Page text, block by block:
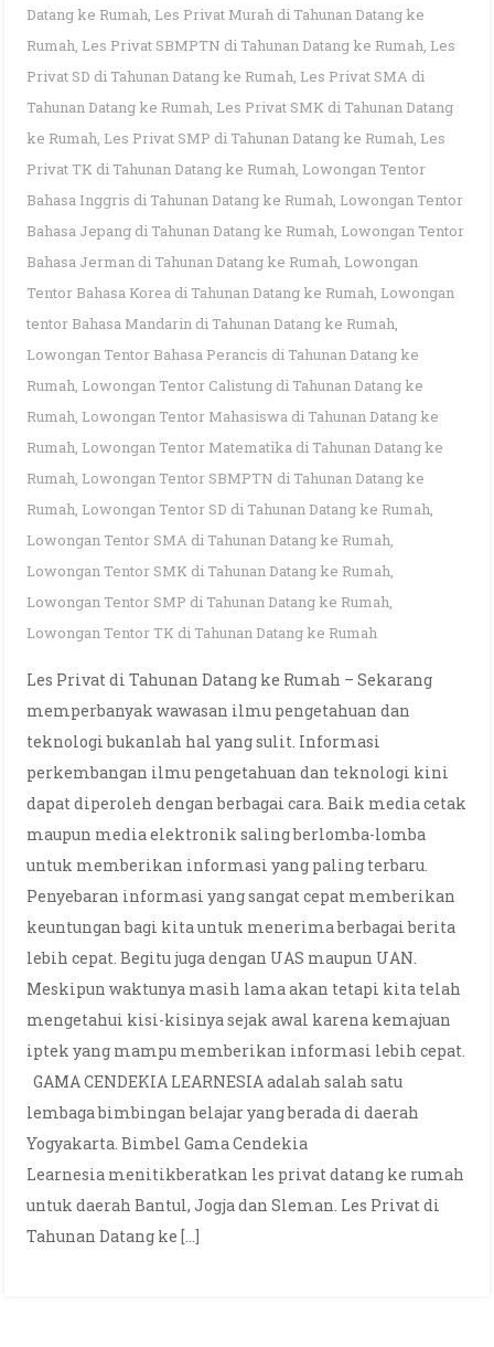
Datang ke Rumah, Les Privat Murah di Tahunan Datang ke
Rumah, Les Privat SBMPTN di Tahunan Datang ke Rumah, Les
Privat SD di Tahunan Datang ke Rumah, Les Privat SMA di
Tahunan Datang ke Rumah, Les Privat SMK di Tahunan Datang
ke Rumah, Les Privat SMP di Tahunan Datang ke Rumah, Les
Privat TK di Tahunan Datang ke Rumah, Lowongan Tentor
Bahasa Inggris di Tahunan Datang ke Rumah, Lowongan Tentor
Bahasa Jepang di Tahunan Datang ke Rumah, Lowongan Tentor
Bahasa Jerman di Tahunan Datang ke Rumah, Lowongan
Tentor Bahasa Korea di Tahunan Datang ke Rumah, Lowongan
tentor Bahasa Mandarin di Tahunan Datang ke Rumah,
Lowongan Tentor Bahasa Perancis di Tahunan Datang ke
Rumah, Lowongan Tentor Calistung di Tahunan Datang ke
Rumah, Lowongan Tentor Mahasiswa di Tahunan Datang ke
Rumah, Lowongan Tentor Matematika di Tahunan Datang ke
Rumah, Lowongan Tentor SBMPTN di Tahunan Datang ke
Rumah, Lowongan Tentor SD di Tahunan Datang ke Rumah,
Lowongan Tentor SMA di Tahunan Datang ke Rumah,
Lowongan Tentor SMK di Tahunan Datang ke Rumah,
Lowongan Tentor SMP di Tahunan Datang ke Rumah,
Lowongan Tentor TK di Tahunan Datang ke Rumah
Les Privat di Tahunan Datang ke Rumah – Sekarang
memperbanyak wawasan ilmu pengetahuan dan
teknologi bukanlah hal yang sulit. Informasi
perkembangan ilmu pengetahuan dan teknologi kini
dapat diperoleh dengan berbagai cara. Baik media cetak
maupun media elektronik saling berlomba-lomba
untuk memberikan informasi yang paling terbaru.
Penyebaran informasi yang sangat cepat memberikan
keuntungan bagi kita untuk menerima berbagai berita
lebih cepat. Begitu juga dengan UAS maupun UAN.
Meskipun waktunya masih lama akan tetapi kita telah
mengetahui kisi-kisinya sejak awal karena kemajuan
iptek yang mampu memberikan informasi lebih cepat.
GAMA CENDEKIA LEARNESIA adalah salah satu
lembaga bimbingan belajar yang berada di daerah
Yogyakarta. Bimbel Gama Cendekia
Learnesia menitikberatkan les privat datang ke rumah
untuk daerah Bantul, Jogja dan Sleman. Les Privat di
Tahunan Datang ke […]